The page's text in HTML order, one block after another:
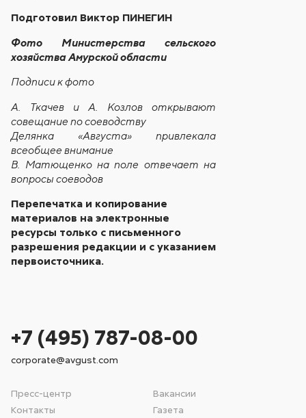
Подготовил Виктор ПИНЕГИН
Фото Министерства сельского
хозяйства Амурской области
Подписи к фото
А. Ткачев и А. Козлов открывают
совещание по соеводству
Делянка «Августа» привлекала
всеобщее внимание
В. Матющенко на поле отвечает на
вопросы соеводов
Перепечатка и копирование
материалов на электронные
ресурсы только с письменного
разрешения редакции и с указанием
первоисточника.
Пресс-центр
Вакансии
Контакты
Газета
+7 (495) 787-08-00
corporate@avgust.com